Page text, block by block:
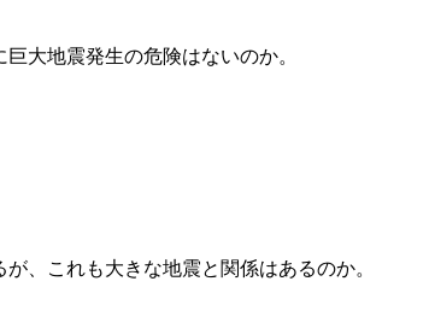
大地震発生の危険はないのか。
、これも大きな地震と関係はあるのか。